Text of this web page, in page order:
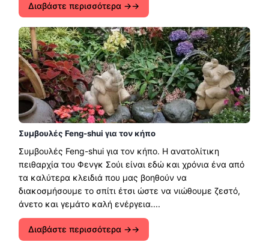
Διαβάστε περισσότερα →
Συμβουλές Feng-shui για τον κήπο
Συμβουλές Feng-shui για τον κήπο. Η ανατολίτικη
πειθαρχία του Φενγκ Σούι είναι εδώ και χρόνια ένα από
τα καλύτερα κλειδιά που μας βοηθούν να
διακοσμήσουμε το σπίτι έτσι ώστε να νιώθουμε ζεστό,
άνετο και γεμάτο καλή ενέργεια....
Διαβάστε περισσότερα →